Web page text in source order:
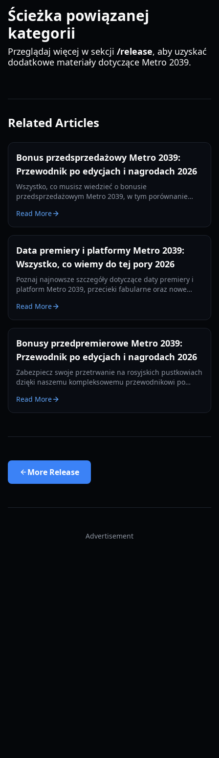
Ścieżka powiązanej
kategorii
Przeglądaj więcej w sekcji /release, aby uzyskać
dodatkowe materiały dotyczące Metro 2039.
Related Articles
Bonus przedsprzedażowy Metro 2039:
Przewodnik po edycjach i nagrodach 2026
Wszystko, co musisz wiedzieć o bonusie
przedsprzedażowym Metro 2039, w tym porównanie
2026.
Read More
Data premiery i platformy Metro 2039:
Wszystko, co wiemy do tej pory 2026
Poznaj najnowsze szczegóły dotyczące daty premiery i
platform Metro 2039, przecieki fabularne oraz nowe
tunelach moskiewskiego metra.
Read More
Bonusy przedpremierowe Metro 2039:
Przewodnik po edycjach i nagrodach 2026
Zabezpiecz swoje przetrwanie na rosyjskich pustkowiach
dzięki naszemu kompleksowemu przewodnikowi po
między edycjami i ekskluzywnych nagrodach.
Read More
More Release
Advertisement